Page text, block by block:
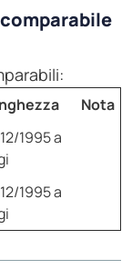
Nota
1995 a
1995 a